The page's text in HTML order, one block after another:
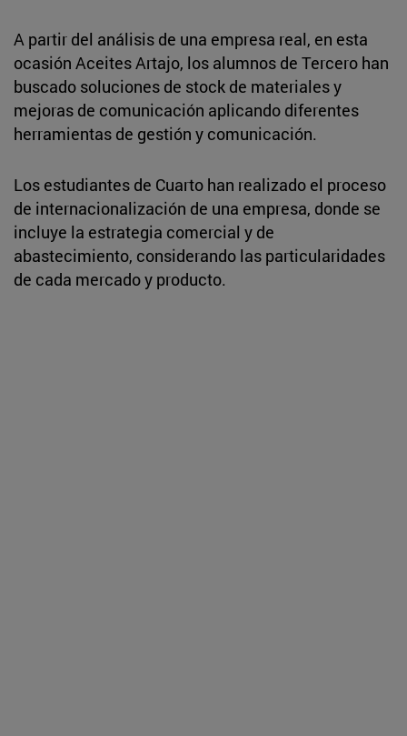
A partir del análisis de una empresa real, en esta
ocasión Aceites Artajo, los alumnos de Tercero han
buscado soluciones de stock de materiales y
mejoras de comunicación aplicando diferentes
herramientas de gestión y comunicación.
Los estudiantes de Cuarto han realizado el proceso
de internacionalización de una empresa, donde se
incluye la estrategia comercial y de
abastecimiento, considerando las particularidades
de cada mercado y producto.